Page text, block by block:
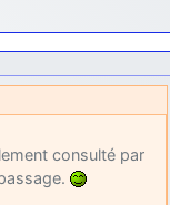
consulté par